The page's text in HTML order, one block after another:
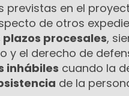
previstas en el
de otros
procesales,
y el derecho de
inhábiles cuando la
de la